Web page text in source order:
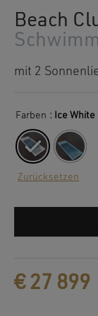
Beach
mit 2
Farben : Ice White
Zurücksetzen
€27 899